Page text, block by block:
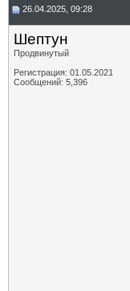
26.04.2025, 09:28
Шептун
Продвинутый
Регистрация: 01.05.2021
Сообщений: 5,396